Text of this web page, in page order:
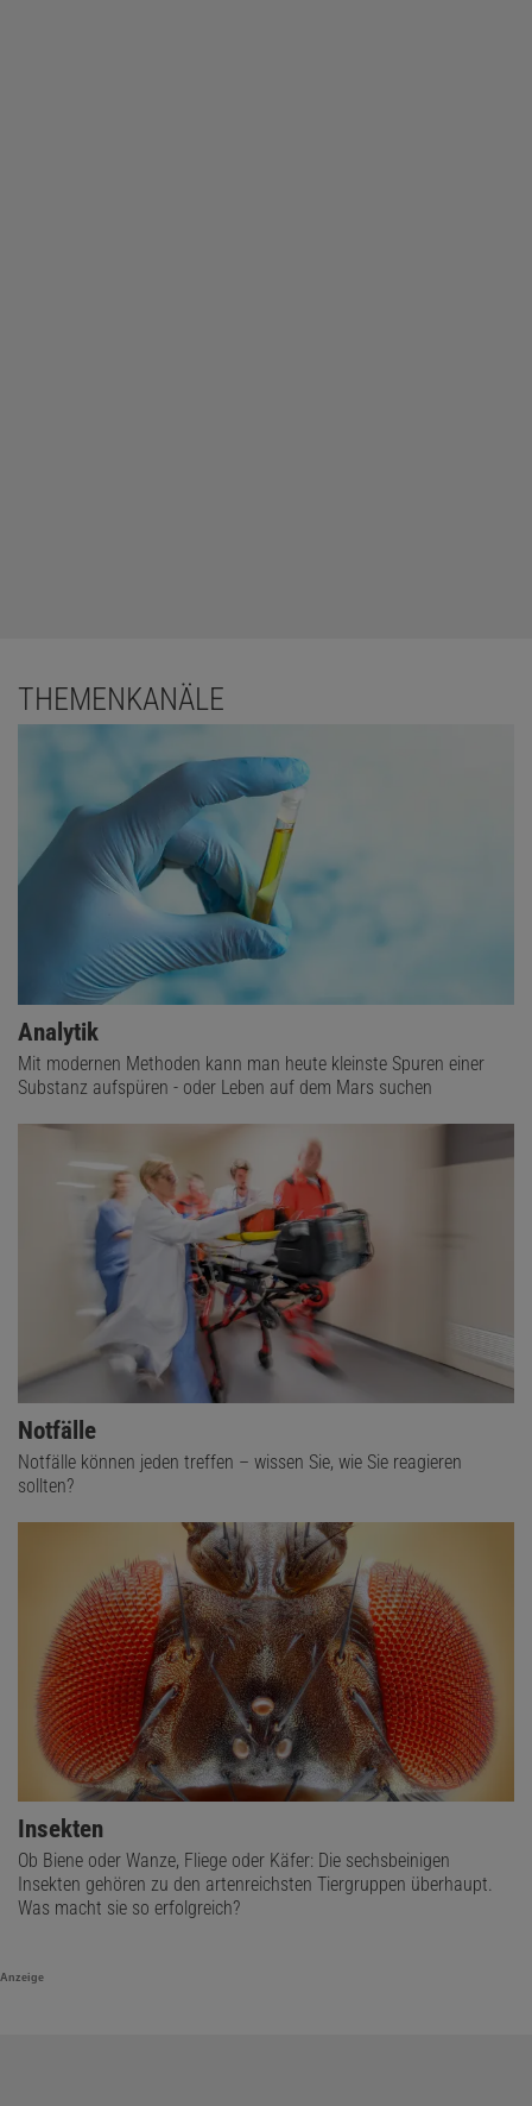
THEMENKANÄLE
Analytik
Mit modernen Methoden kann man heute kleinste Spuren einer
Substanz aufspüren - oder Leben auf dem Mars suchen
Notfälle
Notfälle können jeden treffen – wissen Sie, wie Sie reagieren
sollten?
Insekten
Ob Biene oder Wanze, Fliege oder Käfer: Die sechsbeinigen
Insekten gehören zu den artenreichsten Tiergruppen überhaupt.
Was macht sie so erfolgreich?
Anzeige